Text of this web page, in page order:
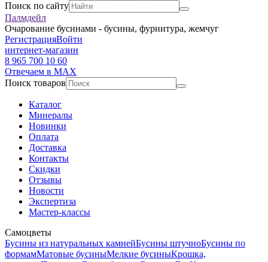
Поиск по сайту
Палмдейл
Очарование бусинами - бусины, фурнитура, жемчуг
РегистрацияВойти
интернет-магазин
8 965 700 10 60
Отвечаем в MAX
Поиск товаров
Каталог
Минералы
Новинки
Оплата
Доставка
Контакты
Скидки
Отзывы
Новости
Экспертиза
Мастер-классы
Самоцветы
Бусины из натуральных камнейБусины штучноБусины по
формамМатовые бусиныМелкие бусиныКрошка,